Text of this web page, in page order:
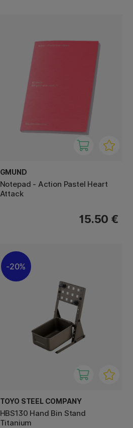
GMUND
Notepad - Action Pastel Heart
Attack
15.50 €
20%
TOYO STEEL COMPANY
HBS130 Hand Bin Stand
Titanium